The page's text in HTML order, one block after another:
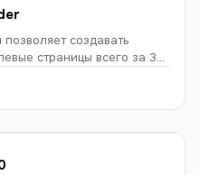
создавать
страницы всего за 30